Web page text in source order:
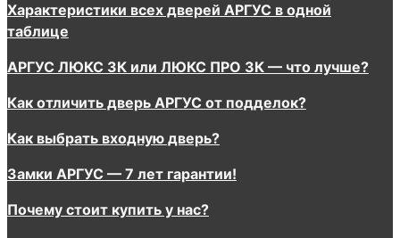
Характеристики всех дверей АРГУС в одной
таблице
АРГУС ЛЮКС 3К или ЛЮКС ПРО 3К — что лучше?
Как отличить дверь АРГУС от подделок?
Как выбрать входную дверь?
Замки АРГУС — 7 лет гарантии!
Почему стоит купить у нас?